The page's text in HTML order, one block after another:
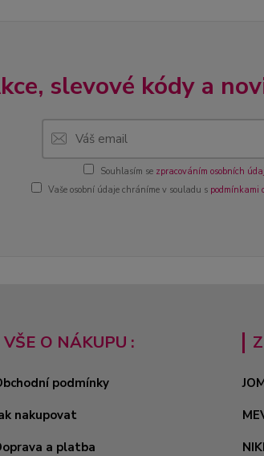
slevové kódy a
Souhlasím se zpracováním osobních
Vaše osobní údaje chráníme v souladu s podmínkami
VŠE O NÁKUPU :
podmínky
nakupovat
a platba